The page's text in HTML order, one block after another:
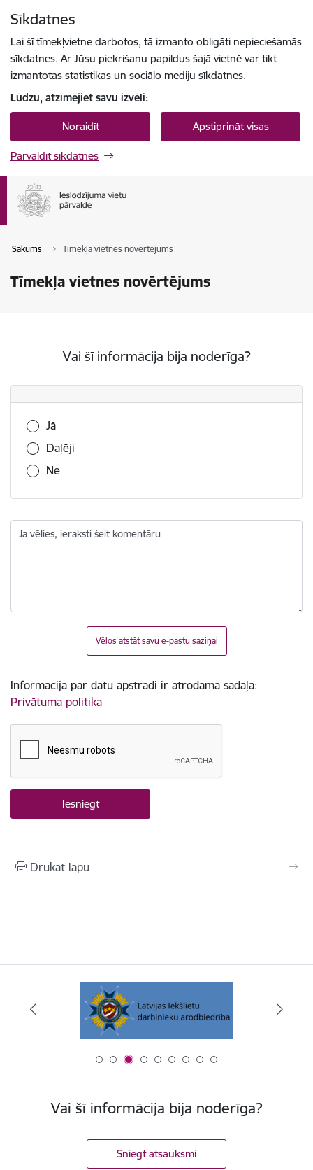
Sīkdatnes
Lai šī tīmekļvietne darbotos, tā izmanto obligāti nepieciešamās
sīkdatnes. Ar Jūsu piekrišanu papildus šajā vietnē var tikt
izmantotas statistikas un sociālo mediju sīkdatnes.
Lūdzu, atzīmējiet savu izvēli:
Noraidīt Apstiprināt visas
Pārvaldīt sīkdatnes
Sākums Tīmekļa vietnes novērtējums
Tīmekļa vietnes novērtējums
Vai šī informācija bija noderīga?
Vai šī informācija bija noderīga?
Jā
Daļēji
Nē
Ja vēlies, ieraksti šeit komentāru
Vēlos atstāt savu e-pastu saziņai
Informācija par datu apstrādi ir atrodama sadaļā:
Privātuma politika
Drukāt lapu
Vai šī informācija bija noderīga?
Sniegt atsauksmi